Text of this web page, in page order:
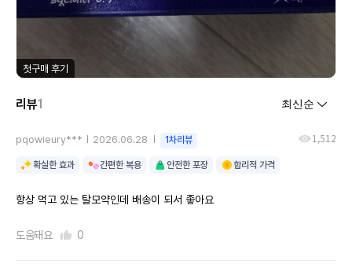
첫구매 후기
리뷰1
pqowieury*** 2026.06.28 1차리뷰 1,512
확실한 효과 간편한 복용 안전한 포장 합리적 가격
항상 먹고 있는 탈모약인데 배송이 되서 좋아요
도움돼요 0